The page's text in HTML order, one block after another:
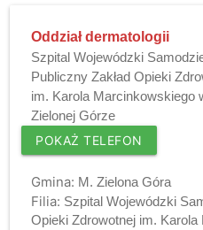
Oddział dermatologii
Szpital Wojewódzki
Publiczny Zakład Opieki
im. Karola Marcinkowskiego
Zielonej Górze
POKAŻ TELEFON
Gmina: M. Zielona Góra
Filia: Szpital Wojewódzki
Opieki Zdrowotnej im.